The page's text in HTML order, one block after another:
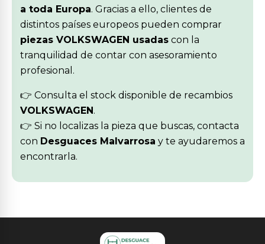
a toda Europa. Gracias a ello, clientes de
distintos países europeos pueden comprar
piezas VOLKSWAGEN usadas con la
tranquilidad de contar con asesoramiento
profesional.
👉 Consulta el stock disponible de recambios
VOLKSWAGEN.
👉 Si no localizas la pieza que buscas, contacta
con Desguaces Malvarrosa y te ayudaremos a
encontrarla.